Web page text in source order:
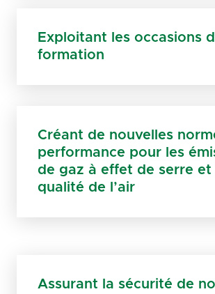
Exploitant les occasions
formation
Créant de nouvelles
performance pour les
de gaz à effet de serre et
qualité de l’air
Assurant la sécurité de